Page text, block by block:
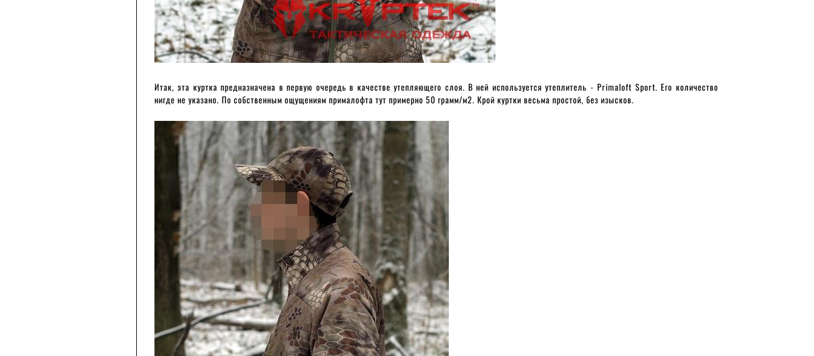
Итак, эта куртка предназначена в первую очередь в качестве утепляющего слоя. В ней используется утеплитель - Primaloft Sport. Его количество
нигде не указано. По собственным ощущениям прималофта тут примерно 50 грамм/м2. Крой куртки весьма простой, без изысков.